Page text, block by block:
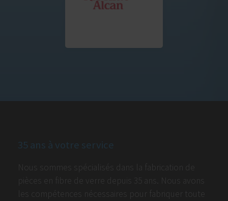
35 ans à votre service
Nous sommes spécialisés dans la fabrication de
pièces en fibre de verre depuis 35 ans. Nous avons
les compétences nécessaires pour fabriquer toute